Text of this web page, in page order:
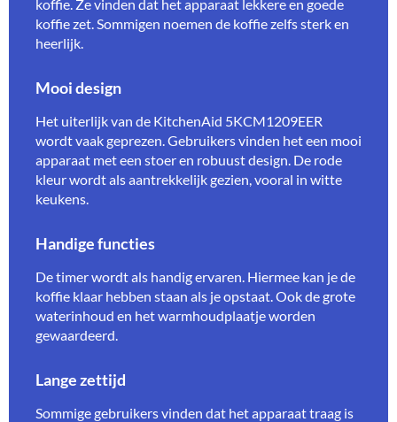
koffie. Ze vinden dat het apparaat lekkere en goede
koffie zet. Sommigen noemen de koffie zelfs sterk en
heerlijk.
Mooi design
Het uiterlijk van de KitchenAid 5KCM1209EER
wordt vaak geprezen. Gebruikers vinden het een mooi
apparaat met een stoer en robuust design. De rode
kleur wordt als aantrekkelijk gezien, vooral in witte
keukens.
Handige functies
De timer wordt als handig ervaren. Hiermee kan je de
koffie klaar hebben staan als je opstaat. Ook de grote
waterinhoud en het warmhoudplaatje worden
gewaardeerd.
Lange zettijd
Sommige gebruikers vinden dat het apparaat traag is